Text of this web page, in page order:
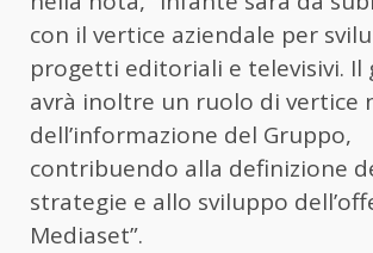
con il vertice aziendale per
progetti editoriali e televisivi. Il
avrà inoltre un ruolo di vertice
dell’informazione del Gruppo,
contribuendo alla definizione
strategie e allo sviluppo
Mediaset”.